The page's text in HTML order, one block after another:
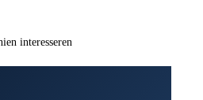
interesseren